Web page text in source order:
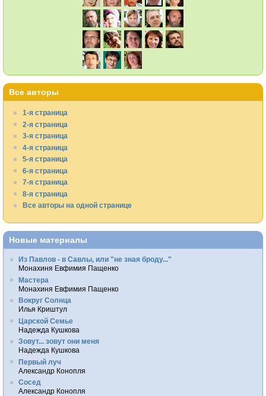
Все авторы
1-я страница
2-я страница
3-я страница
4-я страница
5-я страница
6-я страница
7-я страница
8-я страница
Все авторы на одной странице
Новые материалы
Из Павлов - в Савлы, или "не зная броду..."
Монахиня Евфимия Пащенко
Мастера
Монахиня Евфимия Пащенко
Вокруг Солнца
Илья Криштул
Царской Семье
Надежда Кушкова
Зовут... зовут они меня
Надежда Кушкова
Первый луч
Александр Конопля
Сосед
Александр Конопля